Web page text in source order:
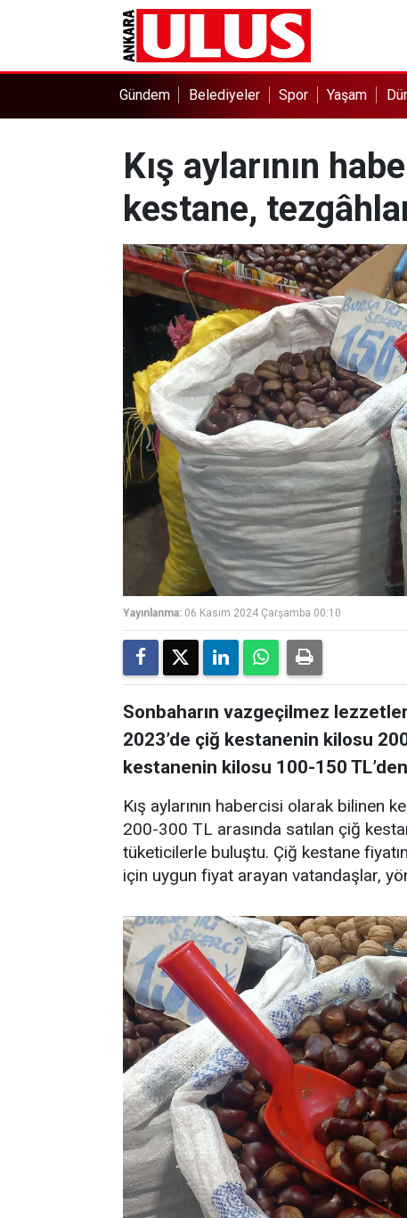
Gündem Belediyeler Spor Yaşam
Kış aylarının
kestane,
Yayınlanma: 06 Kasım 2024 Çarşamba 00:10
Sonbaharın vazgeçilmez
2023’de çiğ kestanenin kilosu
kestanenin kilosu 100-150 TL’den
Kış aylarının habercisi olarak bilinen
200-300 TL arasında satılan çiğ
tüketicilerle buluştu. Çiğ kestane
için uygun fiyat arayan vatandaşlar,